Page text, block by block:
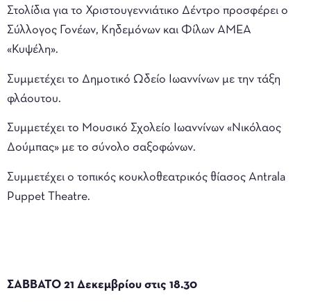
Στολίδια για το Χριστουγεννιάτικο Δέντρο προσφέρει ο
Σύλλογος Γονέων, Κηδεμόνων και Φίλων ΑΜΕΑ
«Κυψέλη».
Συμμετέχει το Δημοτικό Ωδείο Ιωαννίνων με την τάξη
φλάουτου.
Συμμετέχει το Μουσικό Σχολείο Ιωαννίνων «Νικόλαος
Δούμπας» με το σύνολο σαξοφώνων.
Συμμετέχει ο τοπικός κουκλοθεατρικός θίασος Antrala
Puppet Theatre.
ΣΑΒΒΑΤΟ 21 Δεκεμβρίου στις 18.30